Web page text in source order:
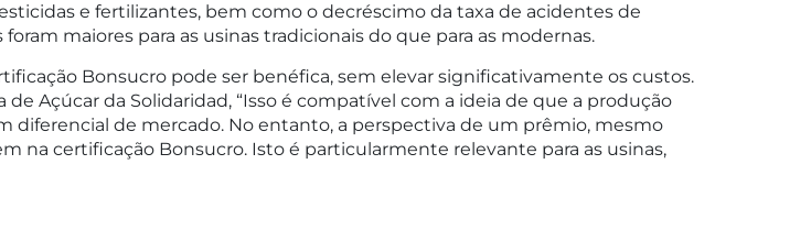
e fertilizantes, bem como o decréscimo da taxa de acidentes de
maiores para as usinas tradicionais do que para as modernas.
Bonsucro pode ser benéfica, sem elevar significativamente os custos.
Açúcar da Solidaridad, “Isso é compatível com a ideia de que a produção
diferencial de mercado. No entanto, a perspectiva de um prêmio, mesmo
na certificação Bonsucro. Isto é particularmente relevante para as usinas,